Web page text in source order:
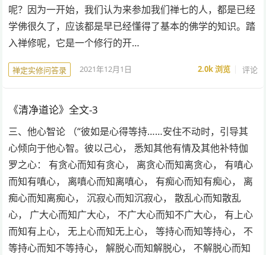
呢？因为一开始，我们认为来参加我们禅七的人，都是已经
学佛很久了，应该都是早已经懂得了基本的佛学的知识。踏
入禅修呢，它是一个修行的开…
禅定实修问答录 2021年12月1日 2.0k浏览 评论
《清净道论》全文-3
三、他心智论 （“彼如是心得等持……安住不动时，引导其
心倾向于他心智。彼以己心， 悉知其他有情及其他补特伽
罗之心： 有贪心而知有贪心， 离贪心而知离贪心， 有嗔心
而知有嗔心， 离嗔心而知离嗔心， 有痴心而知有痴心， 离
痴心而知离痴心， 沉寂心而知沉寂心， 散乱心而知散乱
心， 广大心而知广大心， 不广大心而知不广大心， 有上心
而知有上心， 无上心而知无上心， 等持心而知等持心， 不
等持心而知不等持心， 解脱心而知解脱心， 不解脱心而知